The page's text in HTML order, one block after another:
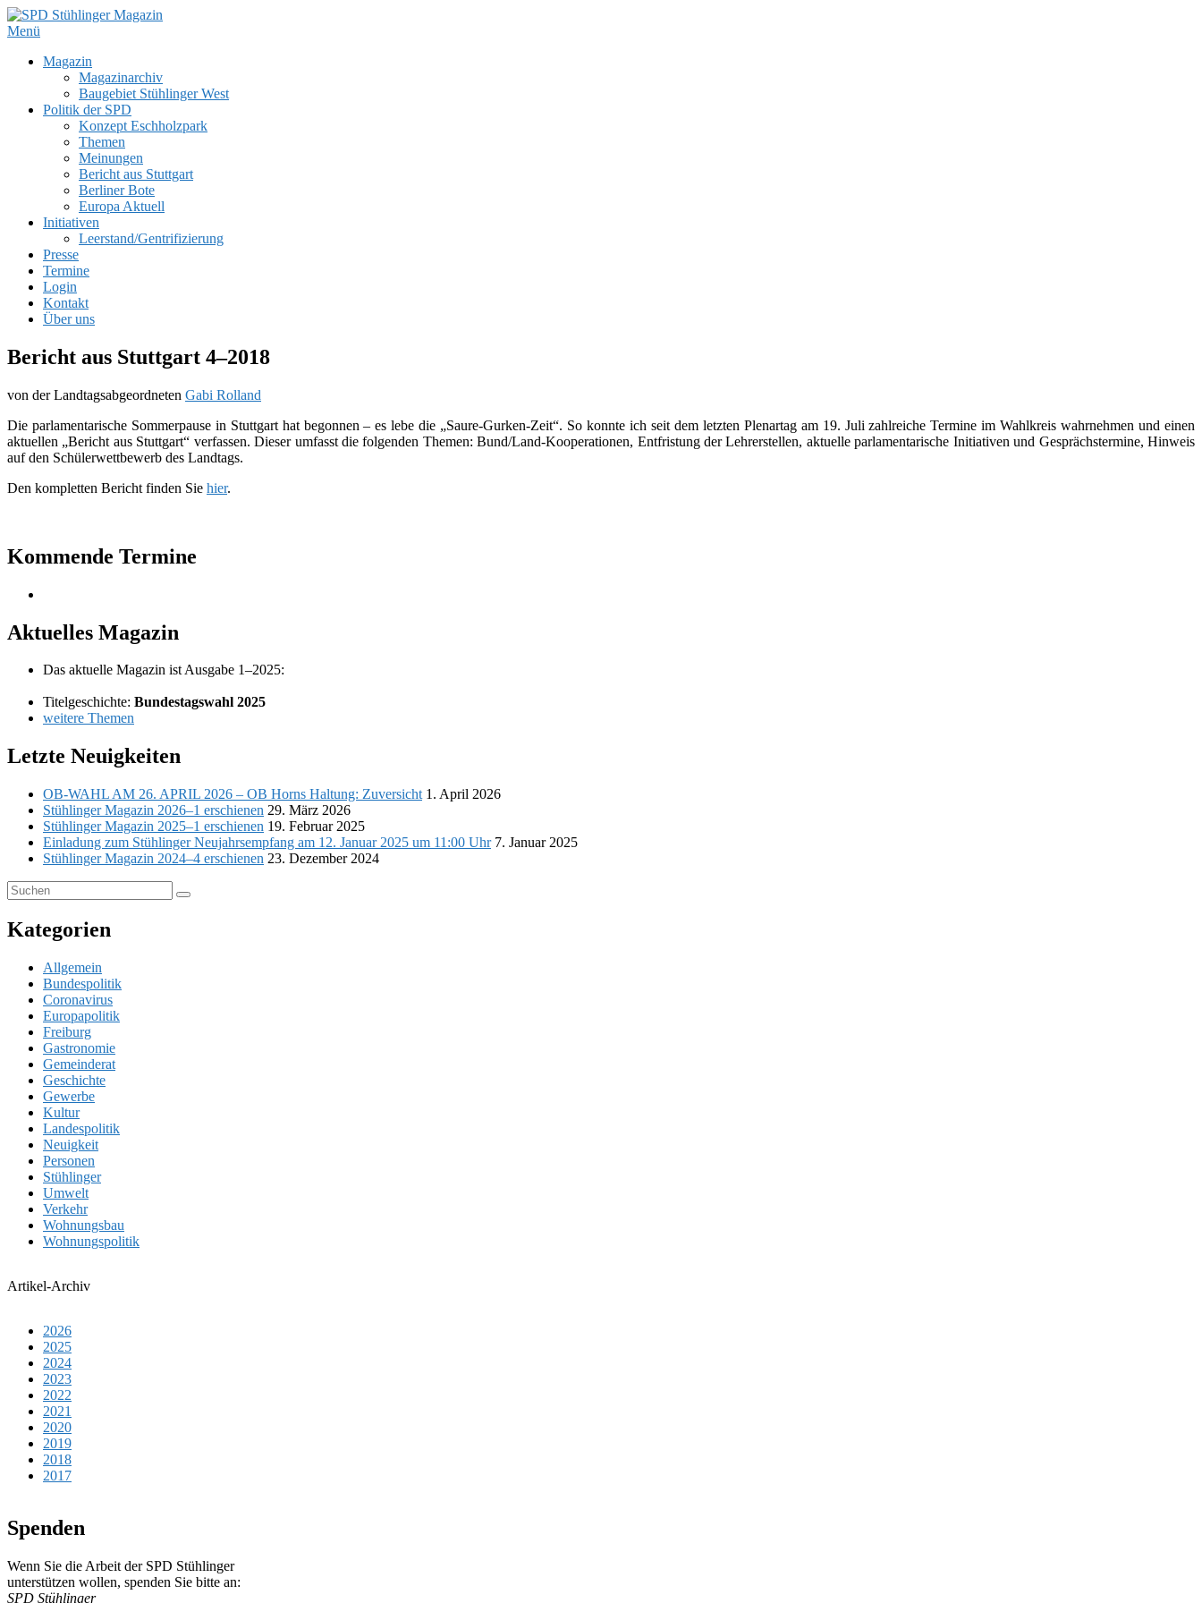
Zum
Inhalt
Menü
Primäres
Magazin
Magazinarchiv
Baugebiet Stühlinger West
Politik der SPD
Konzept Eschholzpark
Themen
Meinungen
Bericht aus Stuttgart
Berliner Bote
Europa Aktuell
Initiativen
Leerstand/Gentrifizierung
Presse
Termine
Login
Kontakt
Über uns
Bericht aus Stuttgart 4–2018
von der Landtagsabgeordneten Gabi Rolland
Die par­la­men­ta­ri­sche Sommerpause in Stuttgart hat begon­nen – es lebe die „Saure-Gurken-Zeit“. So konnte ich seit dem letz­ten Plenartag am 19. Juli zahl­rei­che Termine im Wahlkreis wahr­neh­men und einen
aktu­el­len „Bericht aus Stuttgart“ ver­fas­sen. Dieser umfasst die fol­gen­den Themen: Bund/Land-Kooperationen, Entfristung der Lehrerstellen, aktu­elle par­la­men­ta­ri­sche Initiativen und Gesprächstermine, Hinweis
auf den Schülerwettbewerb des Landtags.
Den kom­plet­ten Bericht fin­den Sie hier.
Primärer
Widgetbereich
Kommende Termine
Aktuelles Magazin
Das aktu­elle Magazin ist Ausgabe 1–2025:
Titelgeschichte: Bundestagswahl 2025
wei­tere Themen
Letzte Neuigkeiten
OB-WAHL AM 26. APRIL 2026 – OB Horns Haltung: Zuversicht 1. April 2026
Stühlinger Magazin 2026–1 erschienen 29. März 2026
Stühlinger Magazin 2025–1 erschienen 19. Februar 2025
Einladung zum Stühlinger Neujahrsempfang am 12. Januar 2025 um 11:00 Uhr 7. Januar 2025
Stühlinger Magazin 2024–4 erschienen 23. Dezember 2024
Suchen
nach:
Suchen
Kategorien
Allgemein
Bundespolitik
Coronavirus
Europapolitik
Freiburg
Gastronomie
Gemeinderat
Geschichte
Gewerbe
Kultur
Landespolitik
Neuigkeit
Personen
Stühlinger
Umwelt
Verkehr
Wohnungsbau
Wohnungspolitik
Artikel-Archiv
2026
2025
2024
2023
2022
2021
2020
2019
2018
2017
Spenden
Wenn Sie die Arbeit der SPD Stühlinger
unter­stüt­zen wol­len, spen­den Sie bitte an:
SPD Stühlinger